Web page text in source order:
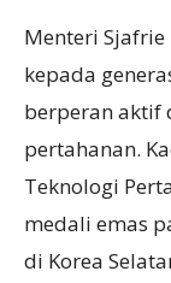
Menteri
kepada
berperan aktif
pertahanan.
Teknologi
medali emas
di Korea